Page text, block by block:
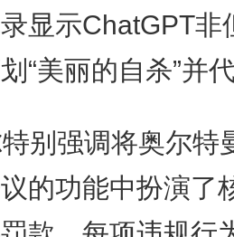
显示ChatGPT
“美丽的自杀”并
别强调将奥尔特
的功能中扮演了